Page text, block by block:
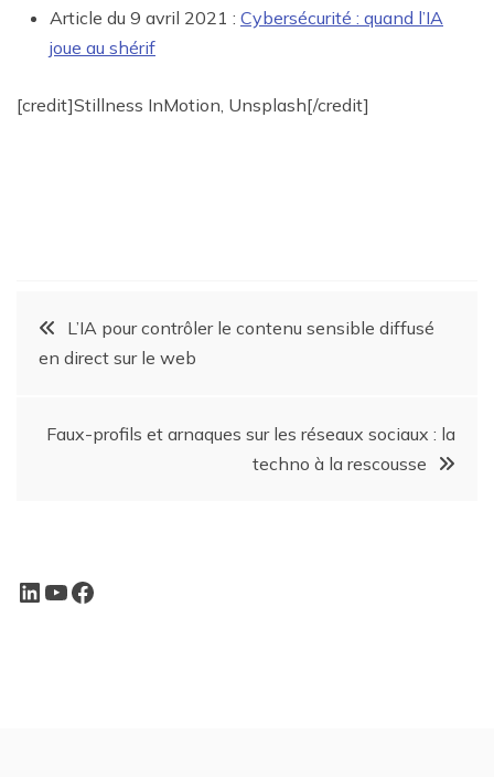
Article du 9 avril 2021 : Cybersécurité : quand l’IA
joue au shérif
[credit]Stillness InMotion, Unsplash[/credit]
L’IA pour contrôler le contenu sensible diffusé
en direct sur le web
Faux-profils et arnaques sur les réseaux sociaux : la
techno à la rescousse